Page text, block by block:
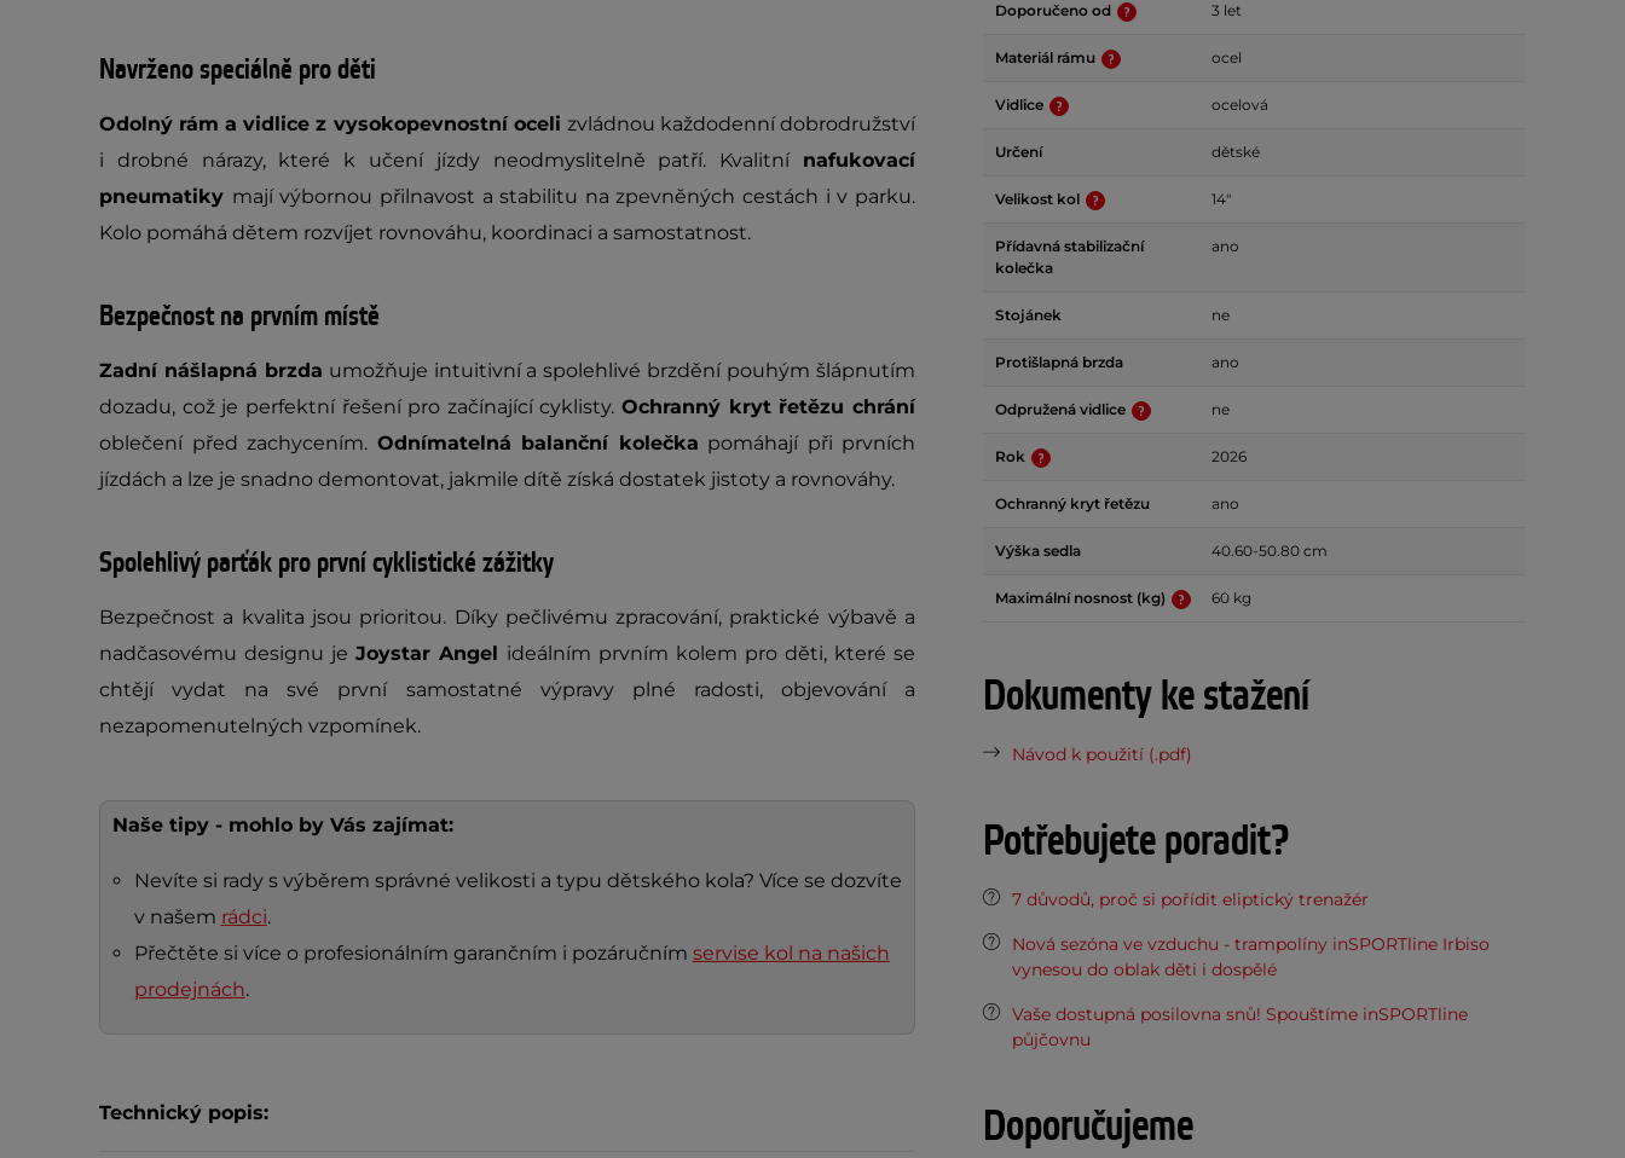
Navrženo speciálně pro děti
Odolný rám a vidlice z vysokopevnostní oceli zvládnou každodenní dobrodružství
i drobné nárazy, které k učení jízdy neodmyslitelně patří. Kvalitní nafukovací
pneumatiky mají výbornou přilnavost a stabilitu na zpevněných cestách i v parku.
Kolo pomáhá dětem rozvíjet rovnováhu, koordinaci a samostatnost.
Bezpečnost na prvním místě
Zadní nášlapná brzda umožňuje intuitivní a spolehlivé brzdění pouhým šlápnutím
dozadu, což je perfektní řešení pro začínající cyklisty.Ochranný kryt řetězu chrání
oblečení před zachycením. Odnímatelná balanční kolečka pomáhají při prvních
jízdách a lze je snadno demontovat, jakmile dítě získá dostatek jistoty a rovnováhy.
Spolehlivý parťák pro první cyklistické zážitky
Bezpečnost a kvalita jsou prioritou. Díky pečlivému zpracování, praktické výbavě a
nadčasovému designu je Joystar Angel ideálním prvním kolem pro děti, které se
chtějí vydat na své první samostatné výpravy plné radosti, objevování a
nezapomenutelných vzpomínek.
Naše tipy - mohlo by Vás zajímat:
Nevíte si rady s výběrem správné velikosti a typu dětského kola? Více se dozvíte
v našem rádci.
Přečtěte si více o profesionálním garančním i pozáručním servise kol na našich
prodejnách.
Technický popis:
Doporučeno od 3 let
Materiál rámu ocel
Vidlice ocelová
Určení dětské
Velikost kol 14"
Přídavná stabilizační
kolečka
ano
Stojánek ne
Protišlapná brzda ano
Odpružená vidlice ne
Rok 2026
Ochranný kryt řetězu ano
Výška sedla 40.60-50.80 cm
Maximální nosnost (kg) 60 kg
Dokumenty ke stažení
Návod k použití (.pdf)
Potřebujete poradit?
7 důvodů, proč si pořídit eliptický trenažér
Nová sezóna ve vzduchu - trampolíny inSPORTline Irbiso
vynesou do oblak děti i dospělé
Vaše dostupná posilovna snů! Spouštíme inSPORTline
půjčovnu
Doporučujeme